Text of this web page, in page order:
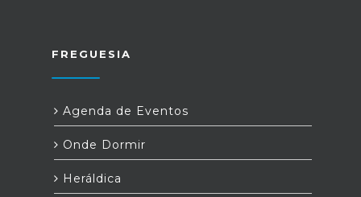
FREGUESIA
Agenda de Eventos
Onde Dormir
Heráldica